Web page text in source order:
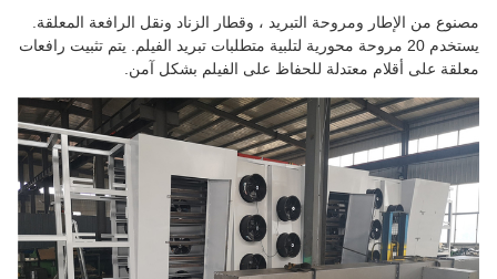
مصنوع من الإطار ومروحة التبريد ، وقطار الزناد ونقل الرافعة المعلقة.
يستخدم 20 مروحة محورية لتلبية متطلبات تبريد الفيلم. يتم تثبيت رافعات
معلقة على أقلام معتدلة للحفاظ على الفيلم بشكل آمن.